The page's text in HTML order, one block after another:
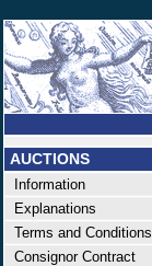
AUCTIONS
Information
Explanations
Terms and Conditions
Consignor Contract